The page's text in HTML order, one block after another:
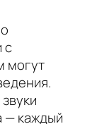
с
могут
— каждый